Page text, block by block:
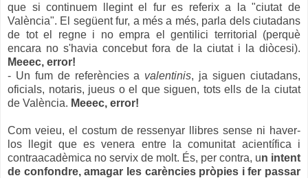
que si continuem llegint el fur es referix a la "ciutat de
València". El següent fur, a més a més, parla dels ciutadans
de tot el regne i no empra el gentilici territorial (perquè
encara no s'havia concebut fora de la ciutat i la diòcesi).
Meeec, error!
- Un fum de referències a valentinis, ja siguen ciutadans,
oficials, notaris, jueus o el que siguen, tots ells de la ciutat
de València. Meeec, error!
Com veieu, el costum de ressenyar llibres sense ni haver-
los llegit que es venera entre la comunitat acientífica i
contraacadèmica no servix de molt. És, per contra, un intent
de confondre, amagar les carències pròpies i fer passar